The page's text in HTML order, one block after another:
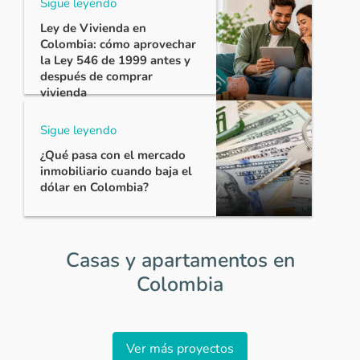
Sigue leyendo
Ley de Vivienda en
Colombia: cómo aprovechar
la Ley 546 de 1999 antes y
después de comprar
vivienda
Sigue leyendo
¿Qué pasa con el mercado
inmobiliario cuando baja el
dólar en Colombia?
Casas y apartamentos en
Colombia
Ver más proyectos